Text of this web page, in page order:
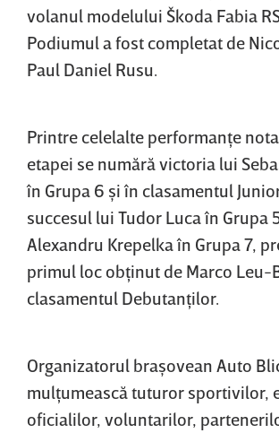
volanul modelului Škoda Fabia
Podiumul a fost completat de
Paul Daniel Rusu.
Printre celelalte performanţe
etapei se numără victoria lui
în Grupa 6 şi în clasamentul
succesul lui Tudor Luca în Grupa
Alexandru Krepelka în Grupa 7,
primul loc obţinut de Marco Leu-
clasamentul Debutanţilor.
Organizatorul braşovean Auto
mulţumească tuturor sportivilor,
oficialilor, voluntarilor,